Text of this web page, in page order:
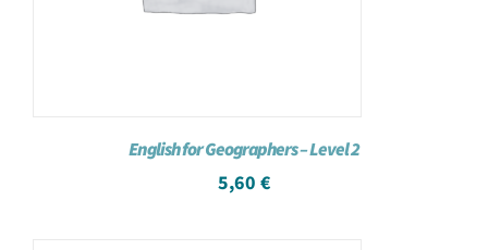
English for Geographers – Level 2
5,60 €